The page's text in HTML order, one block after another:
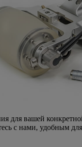
для вашей
с нами, удобным